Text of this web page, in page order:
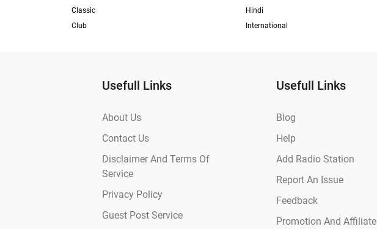
Classic
Club
Hindi
International
Usefull Links
About Us
Contact Us
Disclaimer And Terms Of
Service
Privacy Policy
Guest Post Service
Usefull Links
Blog
Help
Add Radio Station
Report An Issue
Feedback
Promotion And Affiliate